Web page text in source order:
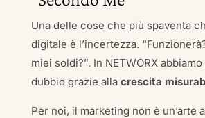
Una delle cose che più spaventa
digitale è l’incertezza.
miei soldi?”. In NETWORX
dubbio grazie alla crescita
Per noi, il marketing non è un’arte